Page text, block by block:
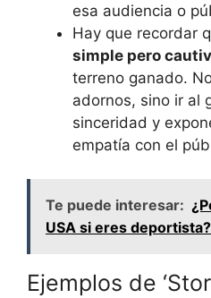
esa audiencia o
Hay que recordar
simple pero
terreno ganado.
adornos, sino ir al
sinceridad y
empatía con el
Te puede interesar:
USA si eres deportista?
Ejemplos de